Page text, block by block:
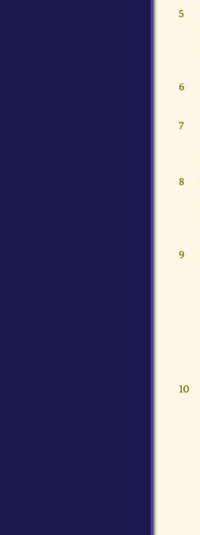
5
6
7
8
9
10